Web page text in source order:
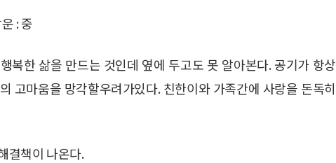
: 중
복한 삶을 만드는 것인데 옆에 두고도 못 알아본다. 공기가 항상
고마움을 망각할우려가있다. 친한이와 가족간에 사랑을 돈독히
결책이 나온다.